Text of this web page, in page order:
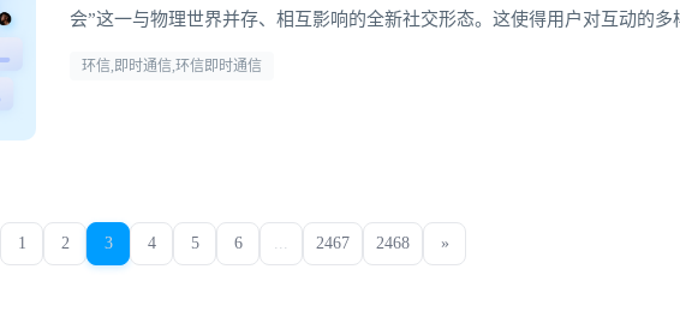
会”这一与物理世界并存、相互影响的全新社交形态。这使得用户对互动的多
环信,即时通信,环信即时通信
1 2 3 4 5 6 ... 2467 2468 »